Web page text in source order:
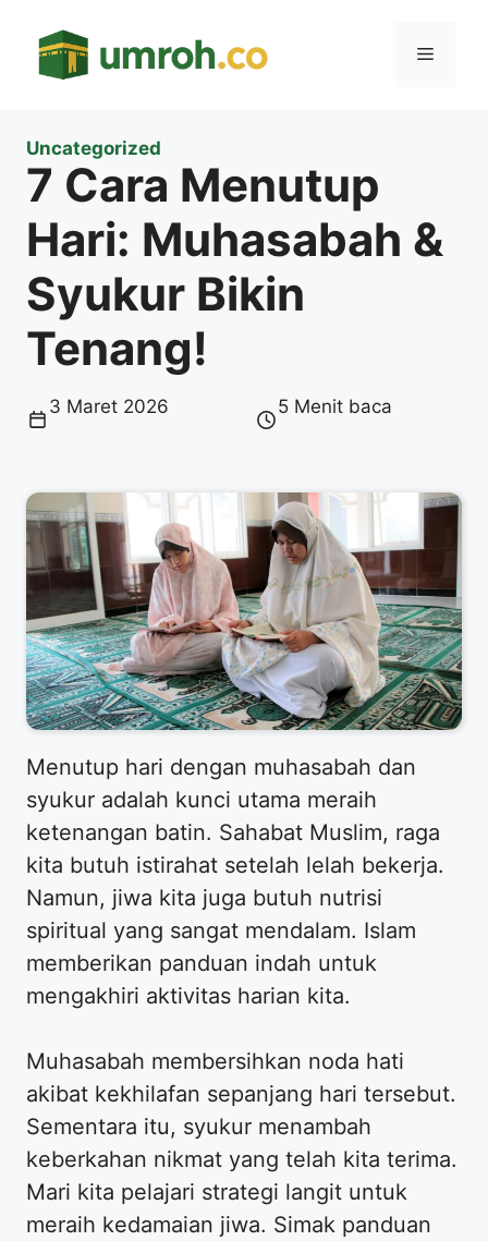
Menu
Uncategorized
7 Cara Menutup
Hari: Muhasabah &
Syukur Bikin
Tenang!
3 Maret 2026 5 Menit baca
Menutup hari dengan muhasabah dan
syukur adalah kunci utama meraih
ketenangan batin. Sahabat Muslim, raga
kita butuh istirahat setelah lelah bekerja.
Namun, jiwa kita juga butuh nutrisi
spiritual yang sangat mendalam. Islam
memberikan panduan indah untuk
mengakhiri aktivitas harian kita.
Muhasabah membersihkan noda hati
akibat kekhilafan sepanjang hari tersebut.
Sementara itu, syukur menambah
keberkahan nikmat yang telah kita terima.
Mari kita pelajari strategi langit untuk
meraih kedamaian jiwa. Simak panduan